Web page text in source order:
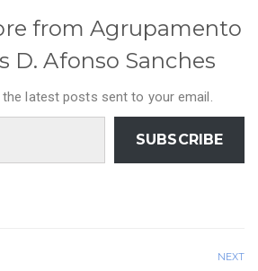
from Agrupamento
D. Afonso Sanches
latest posts sent to your email.
SUBSCRIBE
NEXT